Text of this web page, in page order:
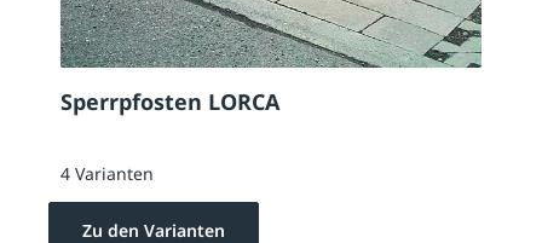
Sperrpfosten LORCA
4 Varianten
Zu den Varianten